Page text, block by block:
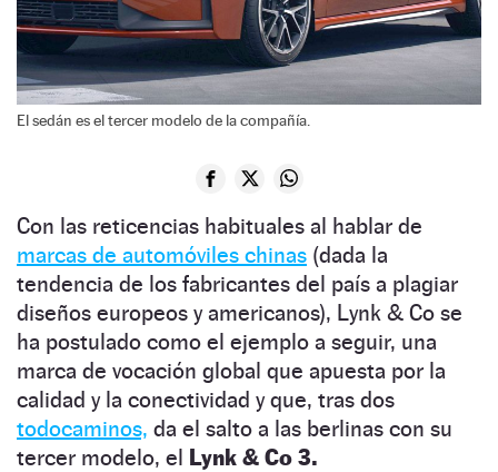
El sedán es el tercer modelo de la compañía.
Con las reticencias habituales al hablar de
marcas de automóviles chinas (dada la
tendencia de los fabricantes del país a plagiar
diseños europeos y americanos), Lynk & Co se
ha postulado como el ejemplo a seguir, una
marca de vocación global que apuesta por la
calidad y la conectividad y que, tras dos
todocaminos, da el salto a las berlinas con su
tercer modelo, el Lynk & Co 3.